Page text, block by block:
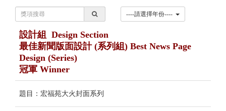
設計組 Design Section
最佳新聞版面設計 (系列組) Best News Page
Design (Series)
冠軍 Winner
題目：宏福苑大火封面系列